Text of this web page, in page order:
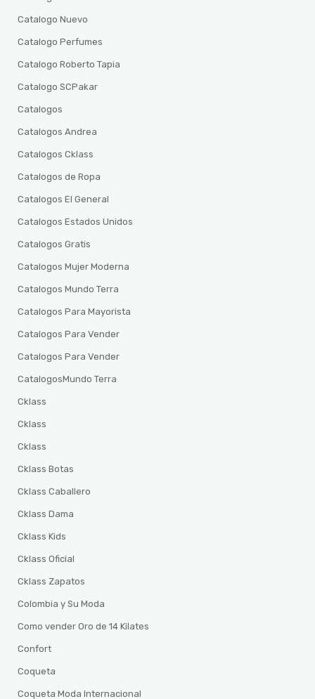
Catalogo Nuevo
Catalogo Perfumes
Catalogo Roberto Tapia
Catalogo SCPakar
Catalogos
Catalogos Andrea
Catalogos Cklass
Catalogos de Ropa
Catalogos El General
Catalogos Estados Unidos
Catalogos Gratis
Catalogos Mujer Moderna
Catalogos Mundo Terra
Catalogos Para Mayorista
Catalogos Para Vender
Catalogos Para Vender
CatalogosMundo Terra
Cklass
Cklass
Cklass
Cklass Botas
Cklass Caballero
Cklass Dama
Cklass Kids
Cklass Oficial
Cklass Zapatos
Colombia y Su Moda
Como vender Oro de 14 Kilates
Confort
Coqueta
Coqueta Moda Internacional